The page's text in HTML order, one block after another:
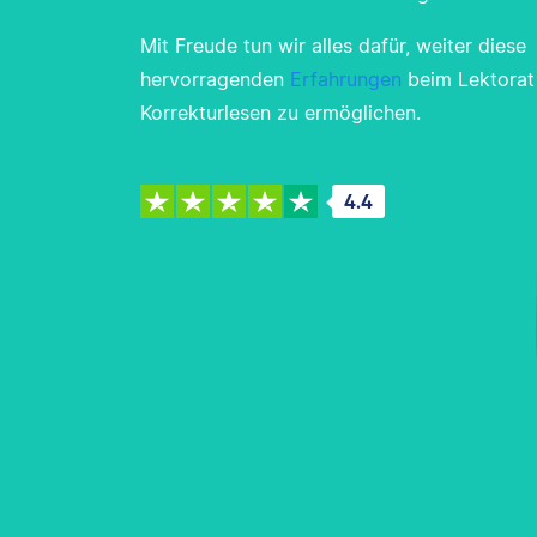
Mit Freude tun wir alles dafür, weiter diese
hervorragenden Erfahrungen beim
Korrekturlesen zu ermöglichen.
4.4